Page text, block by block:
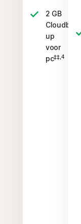
2 GB
Cloudback-
up
voor
pc‡‡,4